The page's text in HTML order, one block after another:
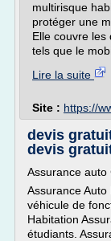
multirisque
protéger une
Elle couvre
tels que le
Lire la suite
Site : https://
devis
devis
Assurance auto
Assurance
véhicule de
Habitation
étudiants.